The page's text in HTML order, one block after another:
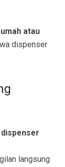
atau
dispenser
langsung